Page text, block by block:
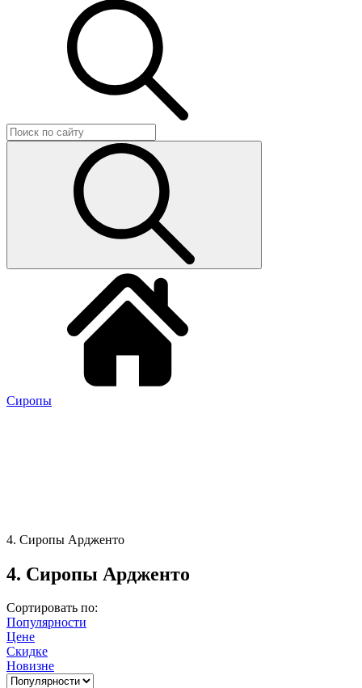
Сиропы
4. Cиропы Ардженто
4. Cиропы Ардженто
Сортировать по:
Популярности
Цене
Скидке
Новизне